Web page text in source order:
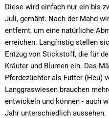
Diese wird einfach nur ein bis
Juli, gemäht. Nach der Mahd
entfernt, um eine natürliche
erreichen. Langfristig stellen
Entzug von Stickstoff, die für
Kräuter und Blumen ein. Das
Pferdezüchter als Futter (Heu)
Langgraswiesen brauchen
entwickeln und können - auch
Jahr unterschiedlich aussehen.